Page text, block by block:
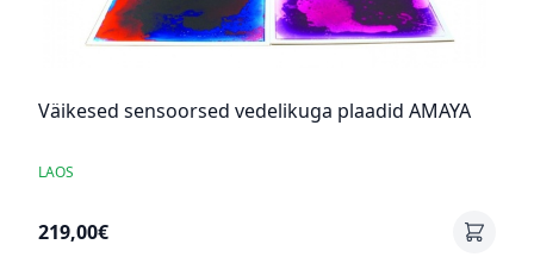
Väikesed sensoorsed vedelikuga plaadid AMAYA
LAOS
219,00€